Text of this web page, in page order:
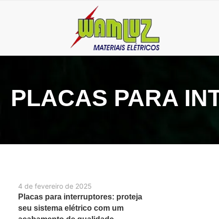
PLACAS PARA
4 de fevereiro de 2025
Placas para interruptores: proteja
seu sistema elétrico com um